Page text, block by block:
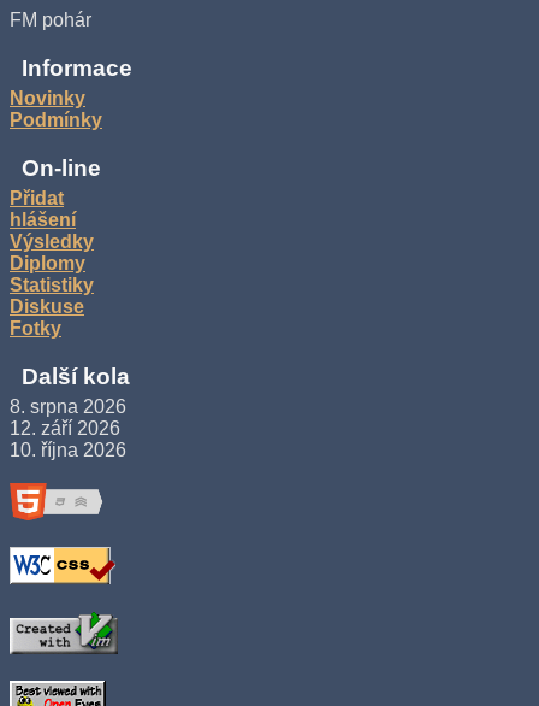
FM pohár
Informace
Novinky
Podmínky
On-line
Přidat
hlášení
Výsledky
Diplomy
Statistiky
Diskuse
Fotky
Další kola
8. srpna 2026
12. září 2026
10. října 2026